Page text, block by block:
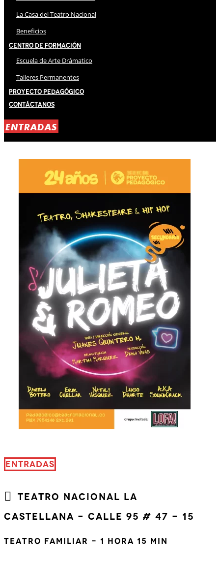
La Casa del Teatro Nacional
Beneficios
Centro de Formación
Escuela de Arte Drámatico
Talleres Permanentes
Proyecto Pedagógico
Contáctanos
ENTRADAS
ENTRADAS
Teatro Nacional La
Castellana - Calle 95 # 47 - 15
Teatro Familiar - 1 Hora 15 Min